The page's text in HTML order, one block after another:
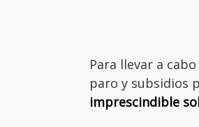
Para llevar a
paro y subsidios
imprescindible